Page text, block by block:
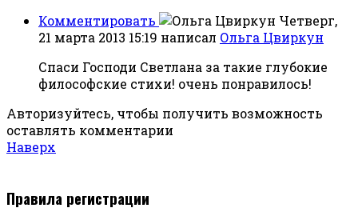
Комментировать
Четверг,
21 марта 2013 15:19 написал Ольга Цвиркун
Спаси Господи Светлана за такие глубокие
философские стихи! очень понравилось!
Авторизуйтесь, чтобы получить возможность
оставлять комментарии
Наверх
Правила регистрации